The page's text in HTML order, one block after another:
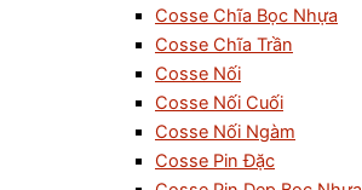
Cosse Chĩa Bọc Nhựa
Cosse Chĩa Trần
Cosse Nối
Cosse Nối Cuối
Cosse Nối Ngàm
Cosse Pin Đặc